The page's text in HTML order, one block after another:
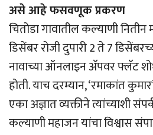
असे आहे फसवणूक प्रकरण
चितोडा गावातील कल्याणी
डिसेंबर रोजी दुपारी 2 ते 7
नावाच्या ऑनलाइन अ‍ॅपवर फ्लॅट
होती. याच दरम्यान, ‘रमाकांत
एका अज्ञात व्यक्तीने त्यांच्याशी
कल्याणी महाजन यांचा विश्वास